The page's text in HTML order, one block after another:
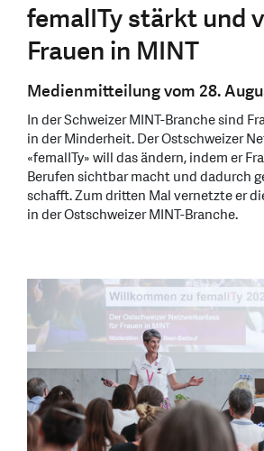
femalITy stärkt und
Frauen in MINT
Medienmitteilung vom 28.
In der Schweizer MINT-Branche sind
in der Minderheit. Der Ostschweizer
«femalITy» will das ändern, indem er
Berufen sichtbar macht und dadurch
schafft. Zum dritten Mal vernetzte er
in der Ostschweizer MINT-Branche.